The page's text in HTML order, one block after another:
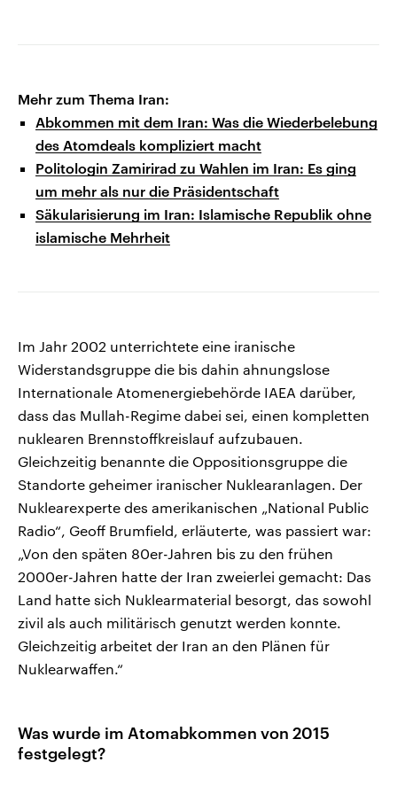
Mehr zum Thema Iran:
Abkommen mit dem Iran: Was die Wiederbelebung
des Atomdeals kompliziert macht
Politologin Zamirirad zu Wahlen im Iran: Es ging
um mehr als nur die Präsidentschaft
Säkularisierung im Iran: Islamische Republik ohne
islamische Mehrheit
Im Jahr 2002 unterrichtete eine iranische
Widerstandsgruppe die bis dahin ahnungslose
Internationale Atomenergiebehörde IAEA darüber,
dass das Mullah-Regime dabei sei, einen kompletten
nuklearen Brennstoffkreislauf aufzubauen.
Gleichzeitig benannte die Oppositionsgruppe die
Standorte geheimer iranischer Nuklearanlagen. Der
Nuklearexperte des amerikanischen „National Public
Radio“, Geoff Brumfield, erläuterte, was passiert war:
„Von den späten 80er-Jahren bis zu den frühen
2000er-Jahren hatte der Iran zweierlei gemacht: Das
Land hatte sich Nuklearmaterial besorgt, das sowohl
zivil als auch militärisch genutzt werden konnte.
Gleichzeitig arbeitet der Iran an den Plänen für
Nuklearwaffen.“
Was wurde im Atomabkommen von 2015
festgelegt?